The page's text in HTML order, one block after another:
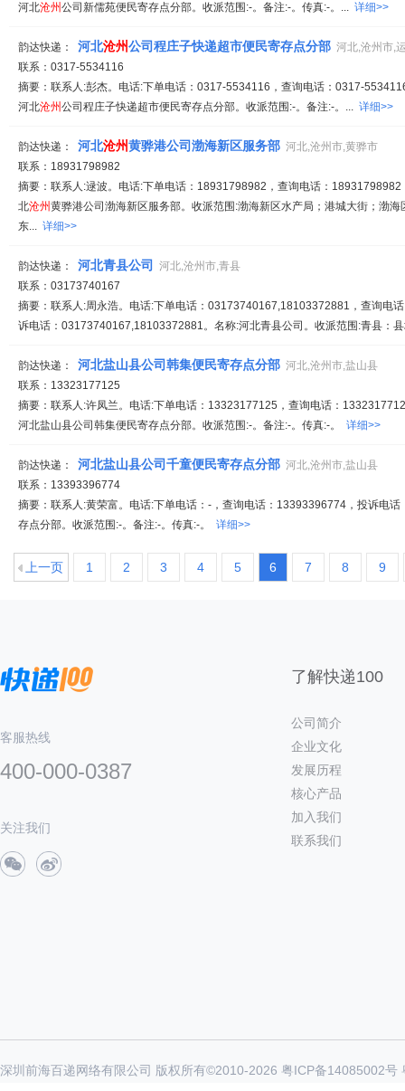
河北沧州公司新儒苑便民寄存点分部。收派范围:-。备注:-。传真:-。... 详细>>
韵达快递： 河北沧州公司程庄子快递超市便民寄存点分部 河北,沧州市,
联系：0317-5534116
摘要：联系人:彭杰。电话:下单电话：0317-5534116，查询电话：0317-
河北沧州公司程庄子快递超市便民寄存点分部。收派范围:-。备注:-。... 详细>>
韵达快递： 河北沧州黄骅港公司渤海新区服务部 河北,沧州市,黄骅市
联系：18931798982
摘要：联系人:逯波。电话:下单电话：18931798982，查询电话：
北沧州黄骅港公司渤海新区服务部。收派范围:渤海新区水产局；港城大街；渤
东... 详细>>
韵达快递： 河北青县公司
河北,沧州市,青县
联系：03173740167
摘要：联系人:周永浩。电话:下单电话：03173740167,18103372881，查询电
诉电话：03173740167,18103372881。名称:河北青县公司。收派范围:青县：
韵达快递： 河北盐山县公司韩集便民寄存点分部 河北,沧州市,盐山县
联系：13323177125
摘要：联系人:许凤兰。电话:下单电话：13323177125，查询电话：
河北盐山县公司韩集便民寄存点分部。收派范围:-。备注:-。传真:-。 详细>>
韵达快递： 河北盐山县公司千童便民寄存点分部 河北,沧州市,盐山县
联系：13393396774
摘要：联系人:黄荣富。电话:下单电话：-，查询电话：13393396774，投诉电
存点分部。收派范围:-。备注:-。传真:-。 详细>>
上一页 1 2 3 4 5 6 7 8 9
客服热线
400-000-0387
关注我们
了解快递100
公司简介
企业文化
发展历程
核心产品
加入我们
联系我们
深圳前海百递网络有限公司 版权所有©2010-2026 粤ICP备14085002号